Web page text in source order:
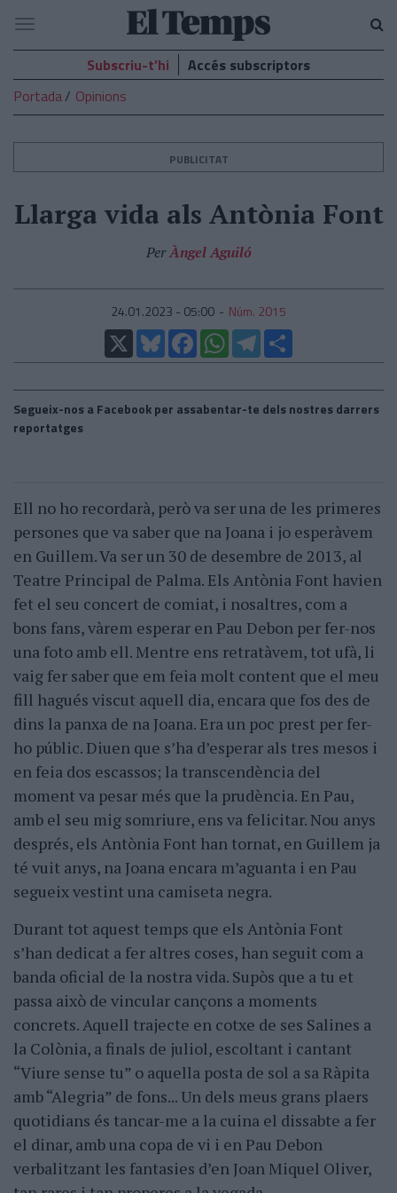
El
Temps
Navegació
Subscriu-t’hi
Accés subscriptors
Portada
Opinions
PUBLICITAT
Llarga vida als Antònia Font
PerÀngel Aguiló
24.01.2023 - 05:00
Núm. 2015
X
BlueskyFacebookWhatsAppTelegram
Segueix-nos a Facebook per assabentar-te dels nostres darrers
reportatges
Ell no ho recordarà, però va ser una de les primeres
persones que va saber que na Joana i jo esperàvem
en Guillem. Va ser un 30 de desembre de 2013, al
Teatre Principal de Palma. Els Antònia Font havien
fet el seu concert de comiat, i nosaltres, com a
bons fans, vàrem esperar en Pau Debon per fer-nos
una foto amb ell. Mentre ens retratàvem, tot ufà, li
vaig fer saber que em feia molt content que el meu
fill hagués viscut aquell dia, encara que fos des de
dins la panxa de na Joana. Era un poc prest per fer-
ho públic. Diuen que s’ha d’esperar als tres mesos i
en feia dos escassos; la transcendència del
moment va pesar més que la prudència. En Pau,
amb el seu mig somriure, ens va felicitar. Nou anys
després, els Antònia Font han tornat, en Guillem ja
té vuit anys, na Joana encara m’aguanta i en Pau
segueix vestint una camiseta negra.
Durant tot aquest temps que els Antònia Font
s’han dedicat a fer altres coses, han seguit com a
banda oficial de la nostra vida. Supòs que a tu et
passa això de vincular cançons a moments
concrets. Aquell trajecte en cotxe de ses Salines a
la Colònia, a finals de juliol, escoltant i cantant
“Viure sense tu” o aquella posta de sol a sa Ràpita
amb “Alegria” de fons... Un dels meus grans plaers
quotidians és tancar-me a la cuina el dissabte a fer
el dinar, amb una copa de vi i en Pau Debon
verbalitzant les fantasies d’en Joan Miquel Oliver,